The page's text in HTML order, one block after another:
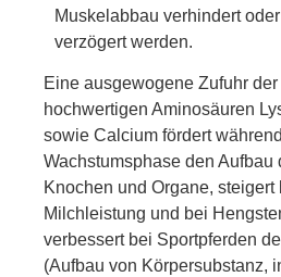
Muskelabbau verhindert
verzögert werden.
Eine ausgewogene Zufuhr
hochwertigen Aminosäuren
sowie Calcium fördert
Wachstumsphase den Aufbau
Knochen und Organe, steigert
Milchleistung und bei
verbessert bei Sportpferden
(Aufbau von Körpersubstanz,